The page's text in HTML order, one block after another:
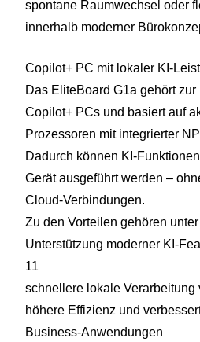
spontane Raumwechsel oder
innerhalb moderner
Copilot+ PC mit lokaler KI-
Das EliteBoard G1a gehört
Copilot+ PCs und basiert auf
Prozessoren mit integrierter
Dadurch können KI-
Gerät ausgeführt werden –
Cloud-Verbindungen.
Zu den Vorteilen gehören
Unterstützung moderner KI-
11
schnellere lokale Verarbeitung
höhere Effizienz und
Business-Anwendungen